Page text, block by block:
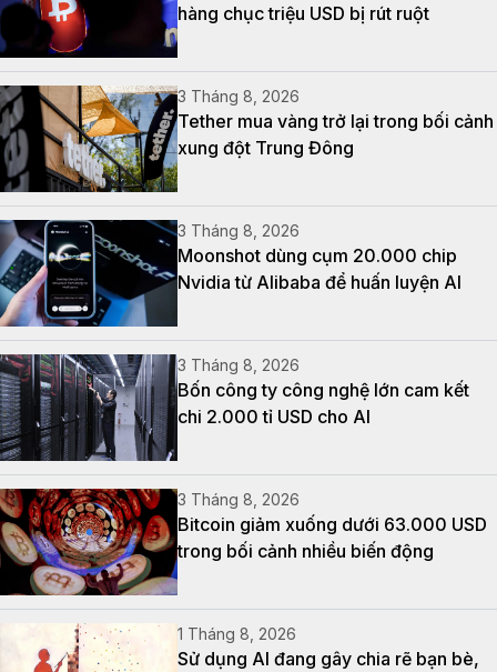
hàng chục triệu USD bị rút ruột
3 Tháng 8, 2026
Tether mua vàng trở lại trong bối cảnh
xung đột Trung Đông
3 Tháng 8, 2026
Moonshot dùng cụm 20.000 chip
Nvidia từ Alibaba để huấn luyện AI
3 Tháng 8, 2026
Bốn công ty công nghệ lớn cam kết
chi 2.000 tỉ USD cho AI
3 Tháng 8, 2026
Bitcoin giảm xuống dưới 63.000 USD
trong bối cảnh nhiều biến động
1 Tháng 8, 2026
Sử dụng AI đang gây chia rẽ bạn bè,